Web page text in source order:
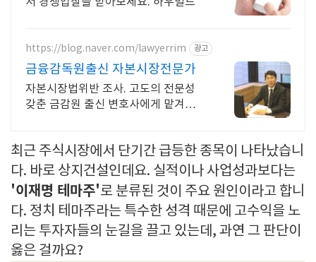
https://blog.naver.com/lawyerrim 광고
금융감독원출신 자본시장전문가
자본시장법위반 조사. 고도의 전문성
갖춘 금감원 출신 변호사에게 맡겨야
최근 주식시장에서 단기간 급등한 종목이 나타났습니
다. 바로 상지건설인데요. 실적이나 사업성과보다는
'이재명 테마주'로 분류된 것이 주요 원인이라고 합니
다. 정치 테마주라는 특수한 성격 때문에 고수익을 노
리는 투자자들의 눈길을 끌고 있는데, 과연 그 판단이
옳은 걸까요?